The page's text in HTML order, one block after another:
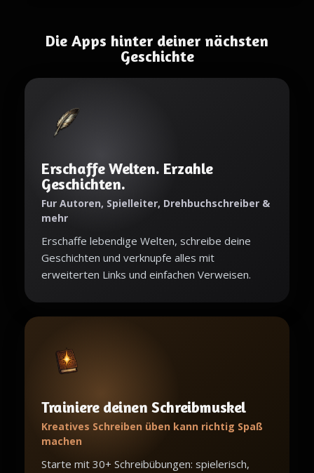
Die Apps hinter deiner nächsten
Geschichte
Erschaffe Welten. Erzahle
Geschichten.
Fur Autoren, Spielleiter, Drehbuchschreiber &
mehr
Erschaffe lebendige Welten, schreibe deine
Geschichten und verknupfe alles mit
erweiterten Links und einfachen Verweisen.
Trainiere deinen Schreibmuskel
Kreatives Schreiben üben kann richtig Spaß
machen
Starte mit 30+ Schreibübungen: spielerisch,